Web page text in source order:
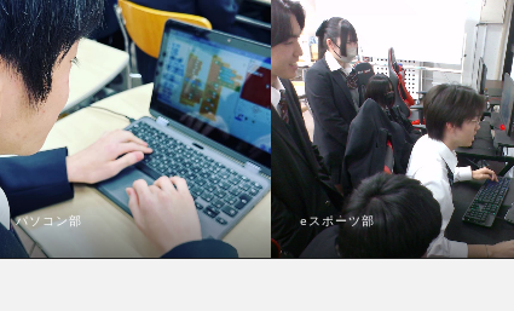
パソコン部 eスポーツ部